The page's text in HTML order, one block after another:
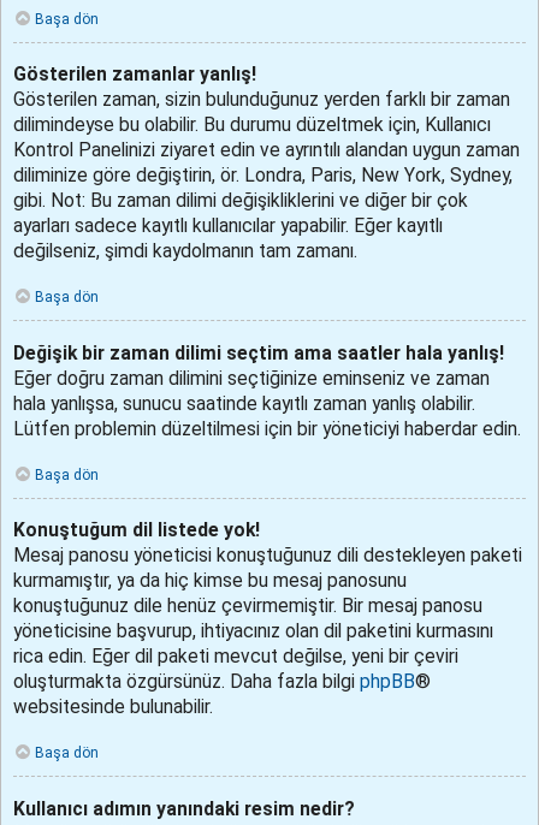
Başa dön
Gösterilen zamanlar yanlış!
Gösterilen zaman, sizin bulunduğunuz yerden farklı bir zaman
dilimindeyse bu olabilir. Bu durumu düzeltmek için, Kullanıcı
Kontrol Panelinizi ziyaret edin ve ayrıntılı alandan uygun zaman
diliminize göre değiştirin, ör. Londra, Paris, New York, Sydney,
gibi. Not: Bu zaman dilimi değişikliklerini ve diğer bir çok
ayarları sadece kayıtlı kullanıcılar yapabilir. Eğer kayıtlı
değilseniz, şimdi kaydolmanın tam zamanı.
Başa dön
Değişik bir zaman dilimi seçtim ama saatler hala yanlış!
Eğer doğru zaman dilimini seçtiğinize eminseniz ve zaman
hala yanlışsa, sunucu saatinde kayıtlı zaman yanlış olabilir.
Lütfen problemin düzeltilmesi için bir yöneticiyi haberdar edin.
Başa dön
Konuştuğum dil listede yok!
Mesaj panosu yöneticisi konuştuğunuz dili destekleyen paketi
kurmamıştır, ya da hiç kimse bu mesaj panosunu
konuştuğunuz dile henüz çevirmemiştir. Bir mesaj panosu
yöneticisine başvurup, ihtiyacınız olan dil paketini kurmasını
rica edin. Eğer dil paketi mevcut değilse, yeni bir çeviri
oluşturmakta özgürsünüz. Daha fazla bilgi phpBB®
websitesinde bulunabilir.
Başa dön
Kullanıcı adımın yanındaki resim nedir?